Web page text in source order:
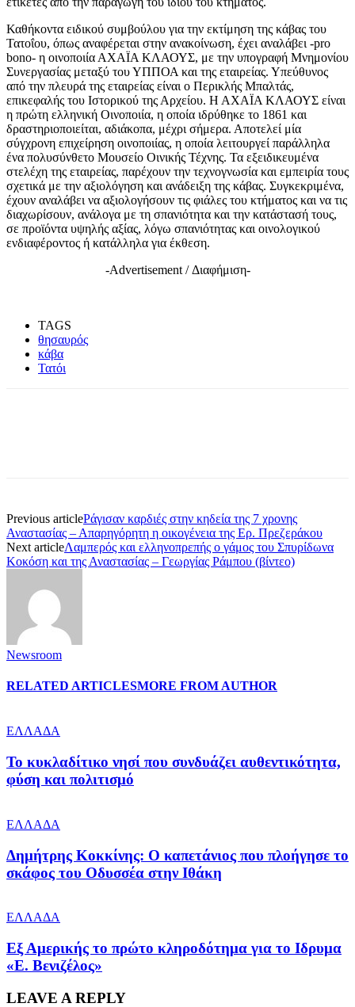
Καθήκοντα ειδικού συμβούλου για την εκτίμηση της κάβας του
Τατοΐου, όπως αναφέρεται στην ανακοίνωση, έχει αναλάβει -pro
bono- η οινοποιία ΑΧΑΪΑ ΚΛΑΟΥΣ, με την υπογραφή Μνημονίου
Συνεργασίας μεταξύ του ΥΠΠΟΑ και της εταιρείας. Υπεύθυνος
από την πλευρά της εταιρείας είναι ο Περικλής Μπαλτάς,
επικεφαλής του Ιστορικού της Αρχείου. Η ΑΧΑΪΑ ΚΛΑΟΥΣ είναι
η πρώτη ελληνική Οινοποιία, η οποία ιδρύθηκε το 1861 και
δραστηριοποιείται, αδιάκοπα, μέχρι σήμερα. Αποτελεί μία
σύγχρονη επιχείρηση οινοποιίας, η οποία λειτουργεί παράλληλα
ένα πολυσύνθετο Μουσείο Οινικής Τέχνης. Τα εξειδικευμένα
στελέχη της εταιρείας, παρέχουν την τεχνογνωσία και εμπειρία τους
σχετικά με την αξιολόγηση και ανάδειξη της κάβας. Συγκεκριμένα,
έχουν αναλάβει να αξιολογήσουν τις φιάλες του κτήματος και να τις
διαχωρίσουν, ανάλογα με τη σπανιότητα και την κατάστασή τους,
σε προϊόντα υψηλής αξίας, λόγω σπανιότητας και οινολογικού
ενδιαφέροντος ή κατάλληλα για έκθεση.
-Advertisement / Διαφήμιση-
TAGS
θησαυρός
κάβα
Τατόι
Previous articleΡάγισαν καρδιές στην κηδεία της 7 χρονης
Αναστασίας – Απαρηγόρητη η οικογένεια της Ερ. Πρεζεράκου
Next articleΛαμπερός και ελληνοπρεπής ο γάμος του Σπυρίδωνα
Κοκόση και της Αναστασίας – Γεωργίας Ράμπου (βίντεο)
Newsroom
RELATED ARTICLESMORE FROM AUTHOR
ΕΛΛΑΔΑ
Το κυκλαδίτικο νησί που συνδυάζει αυθεντικότητα,
φύση και πολιτισμό
ΕΛΛΑΔΑ
Δημήτρης Κοκκίνης: Ο καπετάνιος που πλοήγησε το
σκάφος του Οδυσσέα στην Ιθάκη
ΕΛΛΑΔΑ
Εξ Αμερικής το πρώτο κληροδότημα για το Ιδρυμα
«Ε. Βενιζέλος»
LEAVE A REPLY